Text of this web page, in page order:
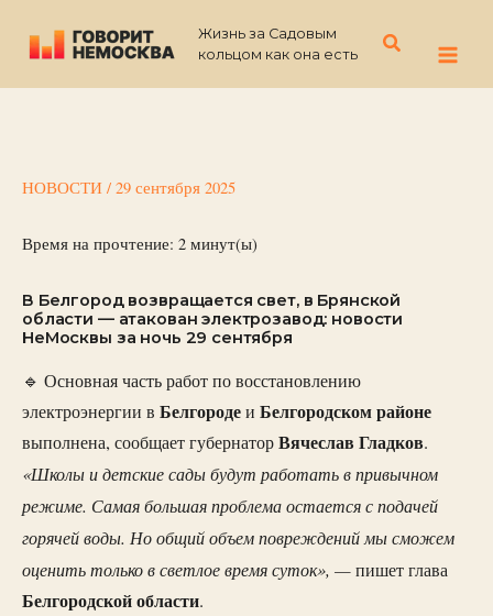
содержимому
Жизнь за Садовым
кольцом как она есть
Поиск
НОВОСТИ / 29 сентября 2025
Время на прочтение: 2 минут(ы)
В Белгород возвращается свет, в Брянской
области — атакован электрозавод: новости
НеМосквы за ночь 29 сентября
🔹 Основная часть работ по восстановлению
электроэнергии в Белгородеи Белгородскомрайоне
выполнена, сообщает губернаторВячеслав Гладков.
«Школы и детские сады будут работать в привычном
режиме. Самая большая проблема остается с подачей
горячей воды. Но общий объем повреждений мы сможем
оценить только в светлое время суток», —пишет глава
Белгородскойобласти.